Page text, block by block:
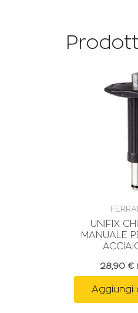
UNIFIX
MANUALE
28,90€
Aggiungi